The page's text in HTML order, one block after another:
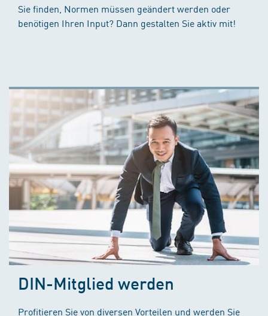
Sie finden, Normen müssen geändert werden oder
benötigen Ihren Input? Dann gestalten Sie aktiv mit!
DIN-Mitglied werden
Profitieren Sie von diversen Vorteilen und werden Sie